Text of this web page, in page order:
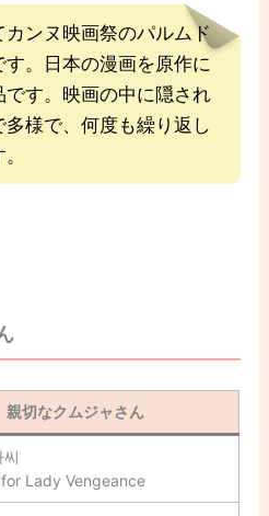
ンヌ映画祭のパルムド
。日本の漫画を原作に
す。映画の中に隠され
様で、何度も繰り返し
親切なクムジャさん
Lady Vengeance